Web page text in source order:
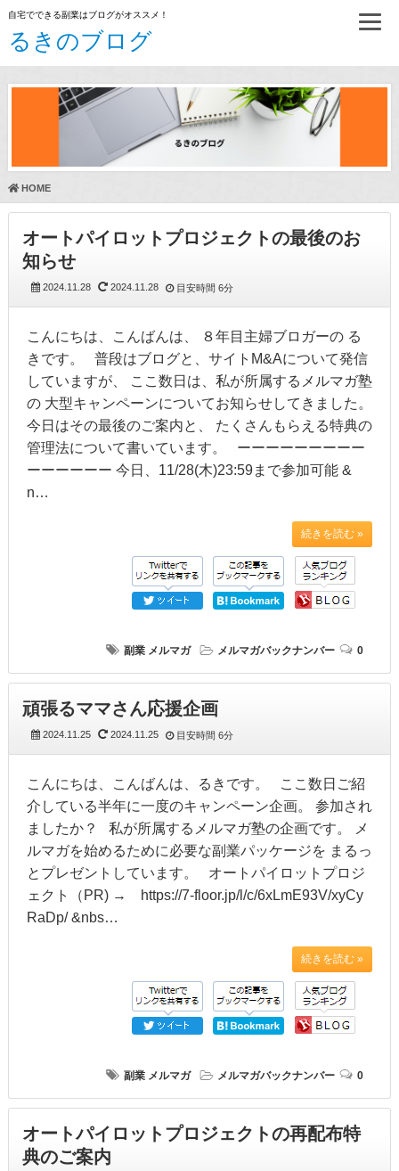
自宅でできる副業はブログがオススメ！
るきのブログ
HOME
オートパイロットプロジェクトの最後のお
知らせ
2024.11.28 2024.11.28 目安時間 6分
こんにちは、こんばんは、 ８年目主婦ブロガーの る
きです。 普段はブログと、サイトM&Aについて発信
していますが、 ここ数日は、私が所属するメルマガ塾
の 大型キャンペーンについてお知らせしてきました。
今日はその最後のご案内と、 たくさんもらえる特典の
管理法について書いています。 ーーーーーーーーー
ーーーーーー 今日、11/28(木)23:59まで参加可能 &
n…
続きを読む »
副業 メルマガ メルマガバックナンバー 0
頑張るママさん応援企画
2024.11.25 2024.11.25 目安時間 6分
こんにちは、こんばんは、るきです。 ここ数日ご紹
介している半年に一度のキャンペーン企画。 参加され
ましたか？ 私が所属するメルマガ塾の企画です。 メ
ルマガを始めるために必要な副業パッケージを まるっ
とプレゼントしています。 オートパイロットプロジ
ェクト（PR) → https://7-floor.jp/l/c/6xLmE93V/xyCy
RaDp/ &nbs…
続きを読む »
副業 メルマガ メルマガバックナンバー 0
オートパイロットプロジェクトの再配布特
典のご案内